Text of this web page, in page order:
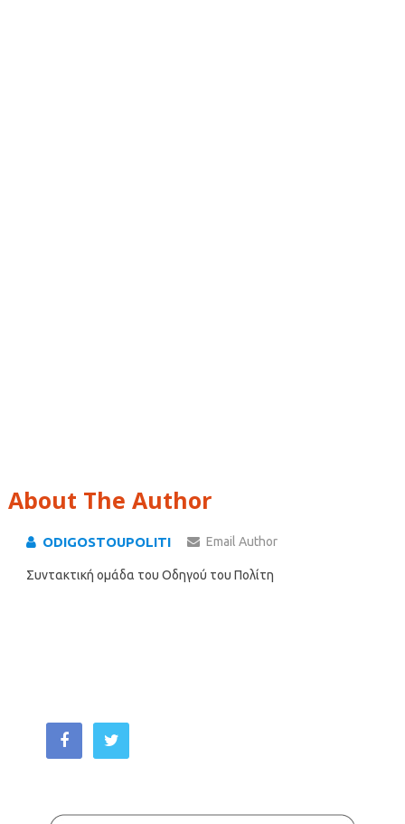
About The Author
ODIGOSTOUPOLITI Email Author
Συντακτική ομάδα του Οδηγού του Πολίτη